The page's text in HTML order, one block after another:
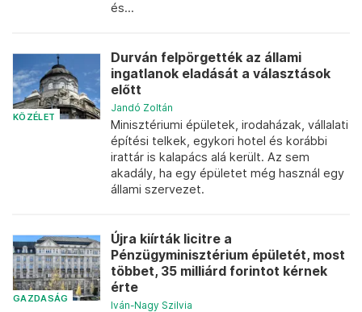
és...
KÖZÉLET
Durván felpörgették az állami
ingatlanok eladását a választások
előtt
Jandó Zoltán
Minisztériumi épületek, irodaházak, vállalati
építési telkek, egykori hotel és korábbi
irattár is kalapács alá került. Az sem
akadály, ha egy épületet még használ egy
állami szervezet.
GAZDASÁG
Újra kiírták licitre a
Pénzügyminisztérium épületét, most
többet, 35 milliárd forintot kérnek
érte
Iván-Nagy Szilvia